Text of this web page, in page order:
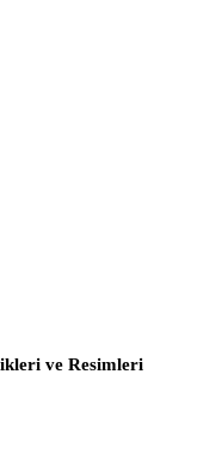
ve Resimleri